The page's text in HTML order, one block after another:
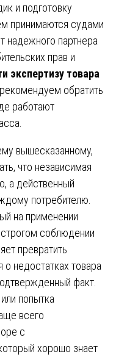
и подготовку
принимаются судами
надежного партнера
прав и
экспертизу товара
обратить
работают
вышесказанному,
что независимая
а действенный
потребителю.
на применении
соблюдении
превратить
о недостатках товара
факт.
попытка
всего
с
хорошо знает